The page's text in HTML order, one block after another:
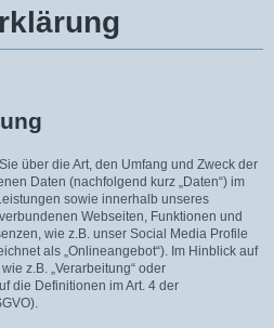
über die Art, den Umfang und Zweck der
Daten (nachfolgend kurz „Daten“) im
sowie innerhalb unseres
Webseiten, Funktionen und
wie z.B. unser Social Media Profile
als „Onlineangebot“). Im Hinblick auf
z.B. „Verarbeitung“ oder
die Definitionen im Art. 4 der